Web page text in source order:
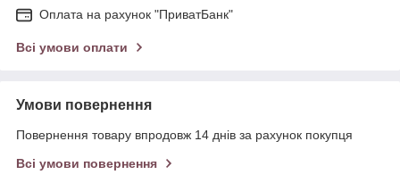
Оплата на рахунок "ПриватБанк"
Всі умови оплати
Умови повернення
Повернення товару впродовж 14 днів за рахунок покупця
Всі умови повернення